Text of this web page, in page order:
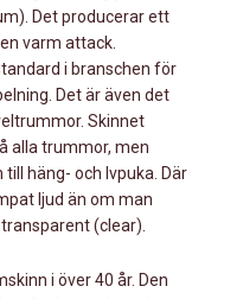
Det producerar ett
varm attack.
i branschen för
Det är även det
Skinnet
alla trummor, men
häng- och lvpuka. Där
ljud än om man
(clear).
i över 40 år. Den